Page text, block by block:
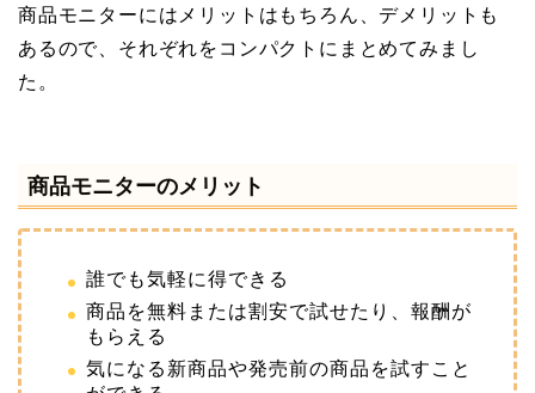
商品モニターにはメリットはもちろん、デメリットも
あるので、それぞれをコンパクトにまとめてみまし
た。
商品モニターのメリット
誰でも気軽に得できる
商品を無料または割安で試せたり、報酬が
もらえる
気になる新商品や発売前の商品を試すこと